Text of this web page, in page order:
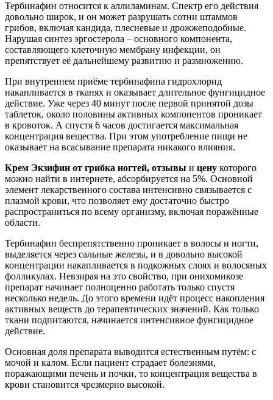
Тербинафин относится к аллиламинам. Спектр его действия
довольно широк, и он может разрушать сотни штаммов
грибов, включая кандида, плесневые и дрожжеподобные.
Нарушая синтез эргостерола – основного компонента,
составляющего клеточную мембрану инфекции, он
препятствует её дальнейшему развитию и размножению.
При внутреннем приёме тербинафина гидрохлорид
накапливается в тканях и оказывает длительное фунгицидное
действие. Уже через 40 минут после первой принятой дозы
таблеток, около половины активных компонентов проникает
в кровоток. А спустя 6 часов достигается максимальная
концентрация вещества. При этом употребление пищи не
оказывает на всасывание препарата никакого влияния.
Крем Экзифин от грибка ногтей, отзывы и цену которого
можно найти в интернете, абсорбируется на 5%. Основной
элемент лекарственного состава интенсивно связывается с
плазмой крови, что позволяет ему достаточно быстро
распространиться по всему организму, включая поражённые
области.
Тербинафин беспрепятственно проникает в волосы и ногти,
выделяется через сальные железы, и в довольно высокой
концентрации накапливается в подкожных слоях и волосяных
фолликулах. Невзирая на это свойство, при онихомикозе
препарат начинает полноценно работать только спустя
несколько недель. До этого времени идёт процесс накопления
активных веществ до терапевтических значений. Как только
ткани подпитаются, начинается интенсивное фунгицидное
действие.
Основная доля препарата выводится естественным путём: с
мочой и калом. Если пациент страдает болезнями,
поражающими печень и почки, то концентрация вещества в
крови становится чрезмерно высокой.